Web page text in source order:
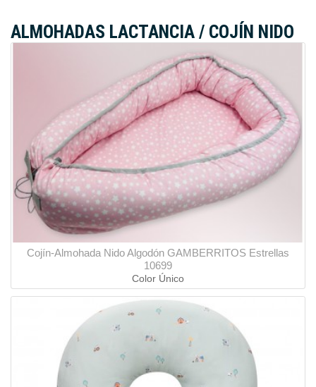
ALMOHADAS LACTANCIA / COJÍN NIDO
Cojín-Almohada Nido Algodón GAMBERRITOS Estrellas
10699
Color Único